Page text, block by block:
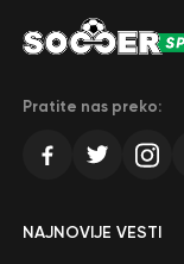
Pratite nas preko:
NAJNOVIJE VESTI